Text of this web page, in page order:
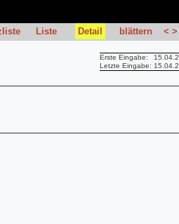
Liste Detail blättern < >
Erste Eingabe:
Letzte Eingabe: